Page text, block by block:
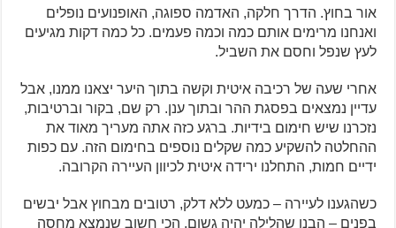
אור בחוץ. הדרך חלקה, האדמה ספוגה, האופנועים נופלים
ואנחנו מרימים אותם כמה וכמה פעמים. כל כמה דקות מגיעים
לעץ שנפל וחסם את השביל.
אחרי שעה של רכיבה איטית וקשה בתוך היער יצאנו ממנו, אבל
עדיין נמצאים בפסגת ההר ובתוך ענן. רק שם, בקור וברטיבות,
נזכרנו שיש חימום בידיות. ברגע כזה אתה מעריך מאוד את
ההחלטה להשקיע כמה שקלים נוספים בחימום הזה. עם כפות
ידיים חמות, התחלנו ירידה איטית לכיוון העיירה הקרובה.
כשהגענו לעיירה – כמעט ללא דלק, רטובים מבחוץ אבל יבשים
בפנים – הבנו שהלילה יהיה גשום, הכי חשוב שנמצא מחסה